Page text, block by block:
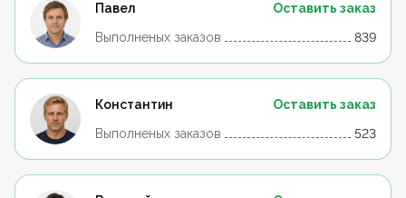
Павел
Оставить заказ
Выполненых заказов
839
Константин
Оставить заказ
Выполненых заказов
523